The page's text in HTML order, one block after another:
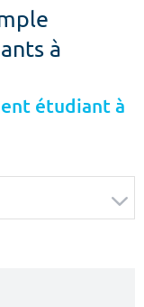
m²
à
étudiant à